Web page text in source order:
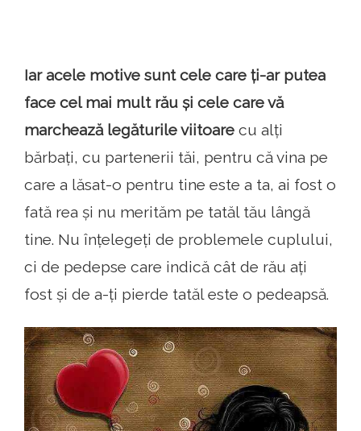
Iar acele motive sunt cele care ți-ar putea
face cel mai mult rău și cele care vă
marchează legăturile viitoare cu alți
bărbați, cu partenerii tăi, pentru că vina pe
care a lăsat-o pentru tine este a ta, ai fost o
fată rea și nu merităm pe tatăl tău lângă
tine. Nu înțelegeți de problemele cuplului,
ci de pedepse care indică cât de rău ați
fost și de a-ți pierde tatăl este o pedeapsă.